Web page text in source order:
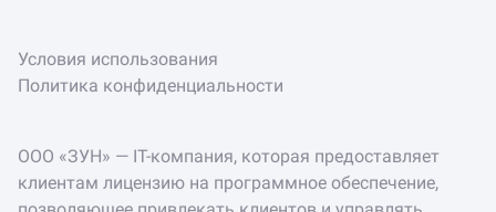
Условия использования
Политика конфиденциальности
ООО «ЗУН» — IT-компания, которая предоставляет
клиентам лицензию на программное обеспечение,